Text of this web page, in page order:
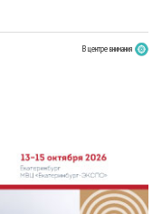
В центре внимания